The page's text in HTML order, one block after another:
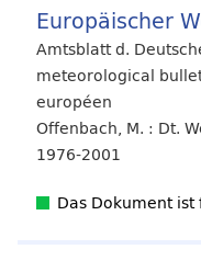
Das Dokument
Europäischer
Amtsblatt d.
meteorological
européen
Offenbach, M. : Dt.
1976-2001